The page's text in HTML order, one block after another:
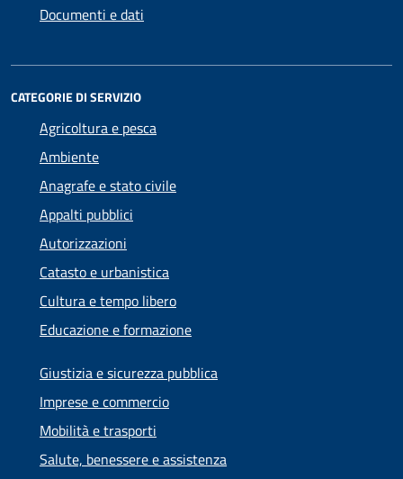
Documenti e dati
CATEGORIE DI SERVIZIO
Agricoltura e pesca
Ambiente
Anagrafe e stato civile
Appalti pubblici
Autorizzazioni
Catasto e urbanistica
Cultura e tempo libero
Educazione e formazione
Giustizia e sicurezza pubblica
Imprese e commercio
Mobilità e trasporti
Salute, benessere e assistenza